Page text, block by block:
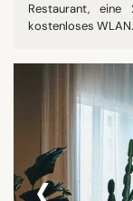
Restaurant, eine
kostenloses